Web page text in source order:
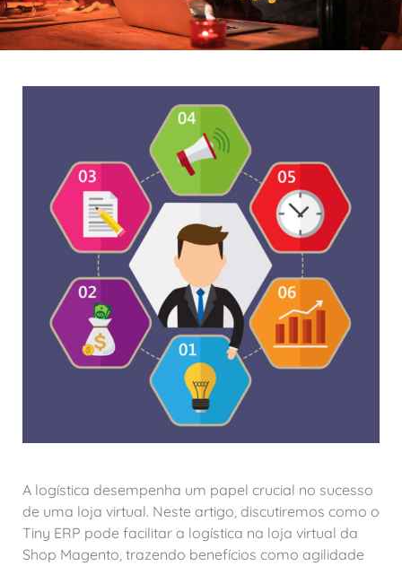
A logística desempenha um papel crucial no sucesso
de uma loja virtual. Neste artigo, discutiremos como o
Tiny ERP pode facilitar a logística na loja virtual da
Shop Magento, trazendo benefícios como agilidade